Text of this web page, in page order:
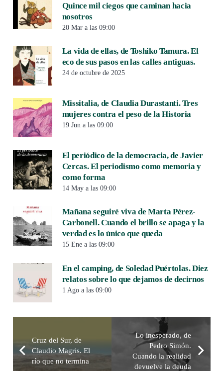
Quince mil ciegos que caminan hacia
nosotros
20 Mar a las 09:00
La vida de ellas, de Toshiko Tamura. El
eco de sus pasos en las calles antiguas.
24 de octubre de 2025
Missitalia, de Claudia Durastanti. Tres
mujeres contra el peso de la Historia
19 Jun a las 09:00
El periódico de la democracia, de Javier
Cercas. El periodismo como memoria y
como forma
14 May a las 09:00
Mañana seguiré viva de Marta Pérez-
Carbonell. Cuando el brillo se apaga y la
verdad es lo único que queda
15 Ene a las 09:00
En el camping, de Soledad Puértolas. Diez
relatos sobre lo que dejamos de decirnos
1 Ago a las 09:00
Cruz del Sur, de
Claudio Magris. El
río que no termina
Lo inesperado, de
Pedro Simón.
Cuando la realidad
devuelve la deuda